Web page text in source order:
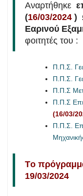
Αναρτήθηκε
(16/03/2024 )
Εαρινού
φοιτητές του :
Π.Π.Σ.
Π.Π.Σ.
Π.Π.Σ
Π.Π.Σ
(16/03/
Π.Π.Σ.
Tο
19/03/2024